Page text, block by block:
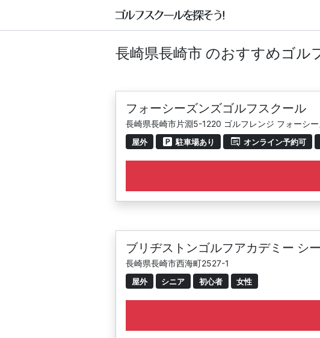
長崎県長崎市 のおすすめゴル
フォーシーズンズゴルフスクール
長崎県長崎市片淵5-1220 ゴルフレンジ フォーシ
屋外 駐車場あり オンライン予約可
ブリヂストンゴルフアカデミー シ
長崎県長崎市西海町2527-1
屋外 シニア 初心者 女性